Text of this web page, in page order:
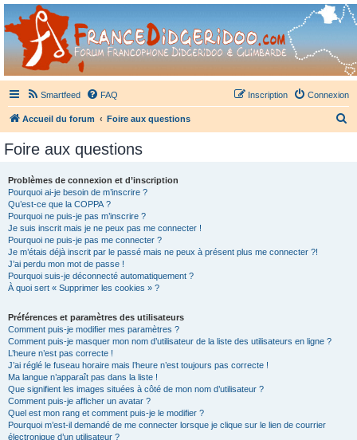
France Didgeridoo
Didgeridoo et Guimbarde sur France Didgeridoo - retrouvez la communauté.
Smartfeed FAQ Connexion
Inscription
Accueil du forum Foire aux questions
Foire aux questions
Problèmes de connexion et d’inscription
Pourquoi ai-je besoin de m’inscrire ?
Qu’est-ce que la COPPA ?
Pourquoi ne puis-je pas m’inscrire ?
Je suis inscrit mais je ne peux pas me connecter !
Pourquoi ne puis-je pas me connecter ?
Je m’étais déjà inscrit par le passé mais ne peux à présent plus me connecter ?!
J’ai perdu mon mot de passe !
Pourquoi suis-je déconnecté automatiquement ?
À quoi sert « Supprimer les cookies » ?
Préférences et paramètres des utilisateurs
Comment puis-je modifier mes paramètres ?
Comment puis-je masquer mon nom d’utilisateur de la liste des utilisateurs en ligne ?
L’heure n’est pas correcte !
J’ai réglé le fuseau horaire mais l’heure n’est toujours pas correcte !
Ma langue n’apparaît pas dans la liste !
Que signifient les images situées à côté de mon nom d’utilisateur ?
Comment puis-je afficher un avatar ?
Quel est mon rang et comment puis-je le modifier ?
Pourquoi m’est-il demandé de me connecter lorsque je clique sur le lien de courrier
électronique d’un utilisateur ?